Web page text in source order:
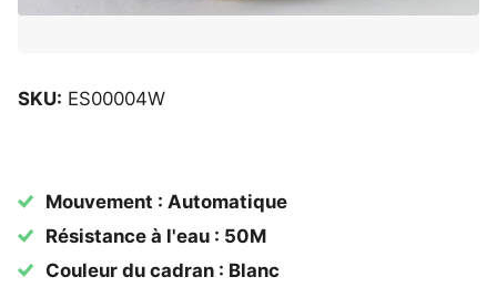
SKU: ES00004W
Mouvement : Automatique
Résistance à l'eau : 50M
Couleur du cadran : Blanc